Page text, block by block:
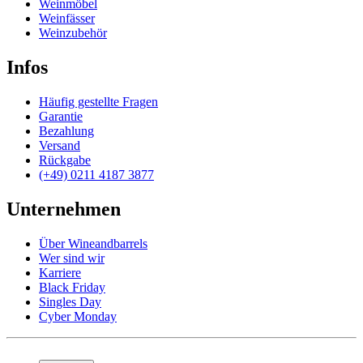
Weinmöbel
Weinfässer
Weinzubehör
Infos
Häufig gestellte Fragen
Garantie
Bezahlung
Versand
Rückgabe
(+49) 0211 4187 3877
Unternehmen
Über Wineandbarrels
Wer sind wir
Karriere
Black Friday
Singles Day
Cyber Monday